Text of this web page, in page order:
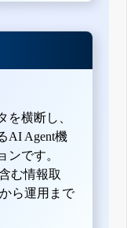
を横断し、
AI Agent機
ンです。
む情報取
ら運用まで